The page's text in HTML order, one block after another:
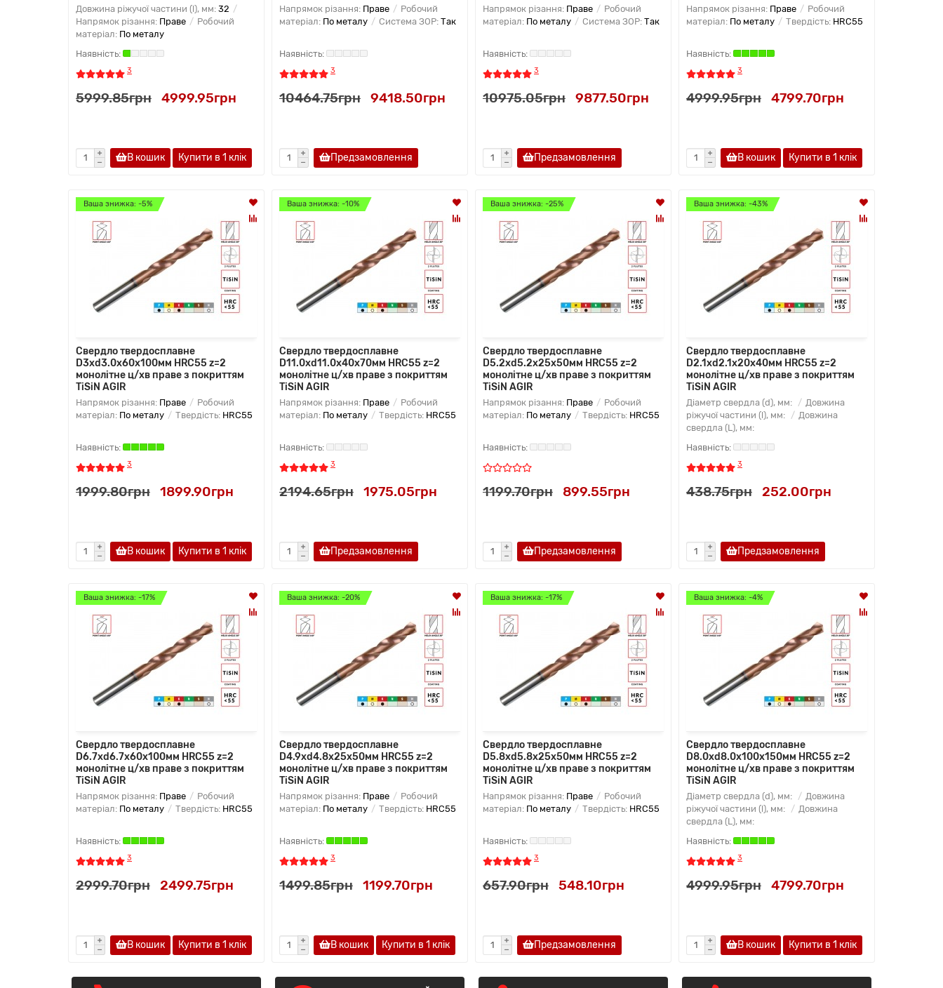
Довжина ріжучої частини (l), мм: 32
Напрямок різання: Праве
Робочий
матеріал: По металу
3
5999.85грн 4999.95грн
В кошик Купити в 1 клiк
Напрямок різання: Праве
Робочий
матеріал: По металу Система ЗОР: Так
3
10464.75грн 9418.50грн
Предзамовлення
Напрямок різання: Праве
Робочий
матеріал: По металу Система ЗОР: Так
3
10975.05грн 9877.50грн
Предзамовлення
Напрямок різання: Праве
Робочий
матеріал: По металу Твердість: HRC55
3
4999.95грн 4799.70грн
В кошик Купити в 1 клiк
Ваша знижка: -5%
Свердло твердосплавне
D3xd3.0х60х100мм HRC55 z=2
монолітне ц/хв праве з покриттям
TiSiN AGIR
Напрямок різання: Праве
Робочий
матеріал: По металу Твердість: HRC55
3
1999.80грн 1899.90грн
В кошик Купити в 1 клiк
Ваша знижка: -10%
Свердло твердосплавне
D11.0хd11.0x40х70мм HRC55 z=2
монолітне ц/хв праве з покриттям
TiSiN AGIR
Напрямок різання: Праве
Робочий
матеріал: По металу Твердість: HRC55
3
2194.65грн 1975.05грн
Предзамовлення
Ваша знижка: -25%
Свердло твердосплавне
D5.2хd5.2х25х50мм HRC55 z=2
монолітне ц/хв праве з покриттям
TiSiN AGIR
Напрямок різання: Праве
Робочий
матеріал: По металу Твердість: HRC55
1199.70грн 899.55грн
Предзамовлення
Ваша знижка: -43%
Свердло твердосплавне
D2.1xd2.1х20х40мм HRC55 z=2
монолітне ц/хв праве з покриттям
TiSiN AGIR
Діаметр свердла (d), мм:
Довжина
ріжучої частини (l), мм:
Довжина
свердла (L), мм:
3
438.75грн 252.00грн
Предзамовлення
Ваша знижка: -17%
Свердло твердосплавне
D6.7хd6.7х60х100мм HRC55 z=2
монолітне ц/хв праве з покриттям
TiSiN AGIR
Напрямок різання: Праве
Робочий
матеріал: По металу Твердість: HRC55
3
2999.70грн 2499.75грн
В кошик Купити в 1 клiк
Ваша знижка: -20%
Свердло твердосплавне
D4.9хd4.8х25х50мм HRC55 z=2
монолітне ц/хв праве з покриттям
TiSiN AGIR
Напрямок різання: Праве
Робочий
матеріал: По металу Твердість: HRC55
3
1499.85грн 1199.70грн
В кошик Купити в 1 клiк
Ваша знижка: -17%
Свердло твердосплавне
D5.8хd5.8х25х50мм HRC55 z=2
монолітне ц/хв праве з покриттям
TiSiN AGIR
Напрямок різання: Праве
Робочий
матеріал: По металу Твердість: HRC55
3
657.90грн 548.10грн
Предзамовлення
Ваша знижка: -4%
Свердло твердосплавне
D8.0xd8.0х100х150мм HRC55 z=2
монолітне ц/хв праве з покриттям
TiSiN AGIR
Діаметр свердла (d), мм:
Довжина
ріжучої частини (l), мм:
Довжина
свердла (L), мм:
3
4999.95грн 4799.70грн
В кошик Купити в 1 клiк